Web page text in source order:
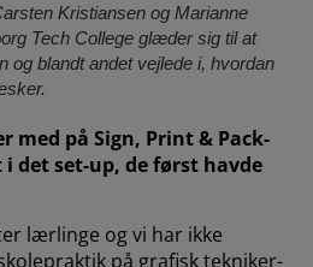
Kristiansen og Marianne
Tech College glæder sig til at
og blandt andet vejlede i, hvordan
med på Sign, Print & Pack-
det set-up, de først havde
lærlinge og vi har ikke
på grafisk tekniker-